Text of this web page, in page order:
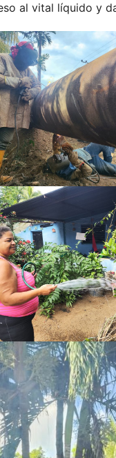
al vital líquido y